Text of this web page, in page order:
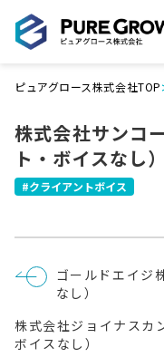
経営コ
PGハ
広告運
成功報
土地・
事例
ピュアグロース株式会社TOP
株式会社サンコ
ト・ボイスなし）
クライアントボイス
投
稿
ビ
ゲ
ー
ゴールドエイジ
なし）
株式会社ジョイナスカ
ボイスなし）